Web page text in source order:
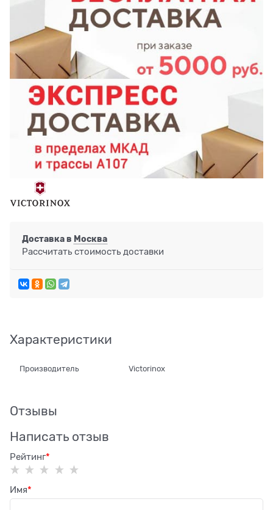
Доставка в Москва
Рассчитать стоимость доставки
Характеристики
Производитель Victorinox
Отзывы
Написать отзыв
Рейтинг
Имя